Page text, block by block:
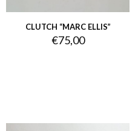
CLUTCH “MARC ELLIS”
€75,00